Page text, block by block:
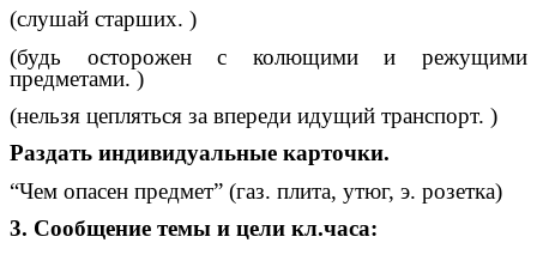
(слушай старших. )
(будь осторожен с колющими и режущими
предметами. )
(нельзя цепляться за впереди идущий транспорт. )
Раздать индивидуальные карточки.
“Чем опасен предмет” (газ. плита, утюг, э. розетка)
3. Сообщение темы и цели кл.часа: